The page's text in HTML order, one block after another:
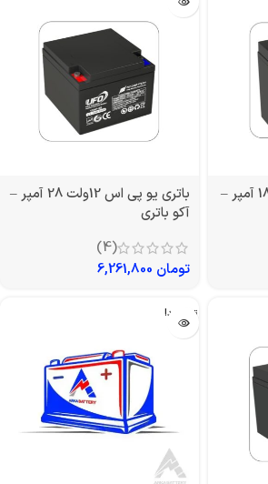
باتری یو پی اس 12ولت 18 آمپر –
باتری یو پی اس 12ولت 28 آمپر –
آکو باتری
(4)
تومان
تمام شد!